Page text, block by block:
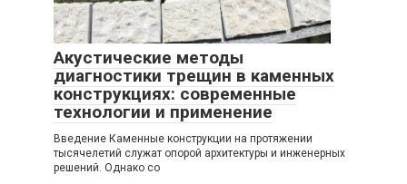
Акустические методы
диагностики трещин в каменных
конструкциях: современные
технологии и применение
Введение Каменные конструкции на протяжении
тысячелетий служат опорой архитектуры и инженерных
решений. Однако со